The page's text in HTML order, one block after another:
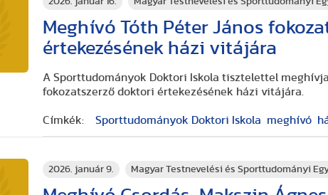
Meghívó Tóth Péter János
értekezésének házi vitájára
A Sporttudományok Doktori Iskola tisztelettel
fokozatszerző doktori értekezésének házi vitájára.
Címkék: Sporttudományok Doktori Iskola meghívó
2026. január 9. Magyar Testnevelési és Sporttudományi